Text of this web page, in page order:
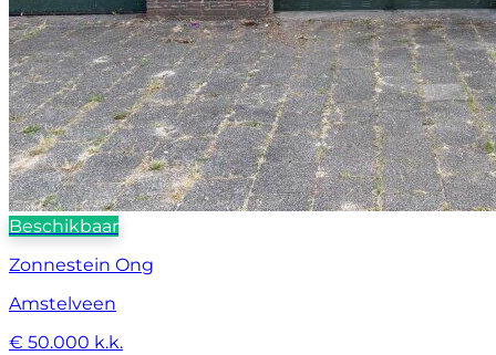
Beschikbaar
Zonnestein Ong
Amstelveen
€ 50.000 k.k.